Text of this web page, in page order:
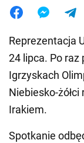
Reprezentacja
24 lipca. Po raz
Igrzyskach
Niebiesko-
Irakiem.
Spotkanie